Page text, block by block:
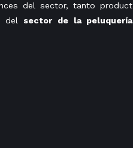
del sector, tanto
del sector de la